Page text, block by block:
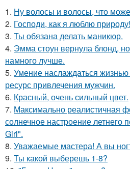
1. Ну волосы и волосы, что
2. Господи, как я люблю природу!
3. Ты обязана делать маникюр.
4. Эмма стоун вернула блонд,
намного лучше.
5. Умение наслаждаться жизнью
ресурс привлечения мужчин.
6. Красный, очень сильный цвет.
7. Максимально реалистичная
солнечное настроение летнего
Girl".
8. Уважаемые мастера! А вы
9. Ты какой выберешь 1-8?